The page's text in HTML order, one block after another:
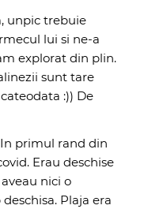
unpic trebuie
lui si ne-a
explorat din plin.
sunt tare
:)) De
In primul rand din
Erau deschise
nici o
Plaja era